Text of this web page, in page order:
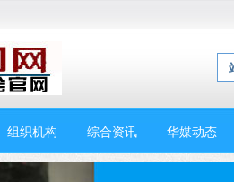
组织机构 综合资讯 华媒动态